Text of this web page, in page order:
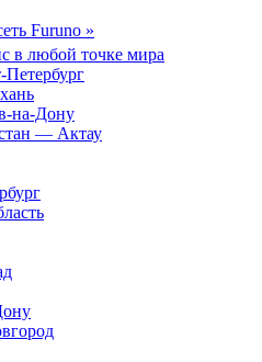
Furuno »
в любой точке мира
Петербург
на-Дону
— Актау